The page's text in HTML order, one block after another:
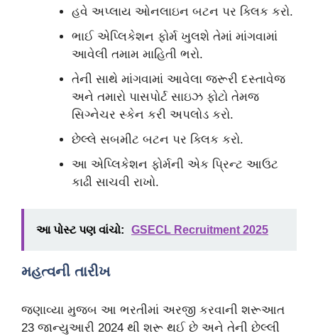
હવે અપ્લાય ઓનલાઇન બટન પર ક્લિક કરો.
ભાઈ એપ્લિકેશન ફોર્મ ખુલશે તેમાં માંગવામાં
આવેલી તમામ માહિતી ભરો.
તેની સાથે માંગવામાં આવેલા જરૂરી દસ્તાવેજ
અને તમારો પાસપોર્ટ સાઇઝ ફોટો તેમજ
સિગ્નેચર સ્કેન કરી અપલોડ કરો.
છેલ્લે સબમીટ બટન પર ક્લિક કરો.
આ એપ્લિકેશન ફોર્મની એક પ્રિન્ટ આઉટ
કાઢી સાચવી રાખો.
આ પોસ્ટ પણ વાંચો: GSECL Recruitment 2025
મહત્વની તારીખ
જણાવ્યા મુજબ આ ભરતીમાં અરજી કરવાની શરૂઆત
23 જાન્યુઆરી 2024 થી શરૂ થઈ છે અને તેની છેલ્લી